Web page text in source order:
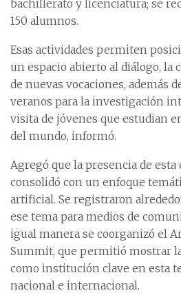
bachillerato y licenciatura; se
150 alumnos.
Esas actividades permiten
un espacio abierto al diálogo, la
de nuevas vocaciones, además
veranos para la investigación
visita de jóvenes que estudian
del mundo, informó.
Agregó que la presencia de
consolidó con un enfoque
artificial. Se registraron
ese tema para medios de
igual manera se coorganizó el
Summit, que permitió mostrar
como institución clave en esta
nacional e internacional.